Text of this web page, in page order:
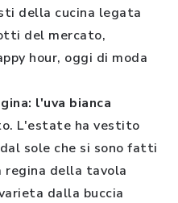
della cucina legata
del mercato,
hour, oggi di moda
l'uva bianca
L'estate ha vestito
sole che si sono fatti
regina della tavola
dalla buccia